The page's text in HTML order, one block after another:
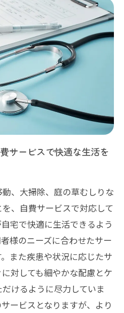
サービスで快適な生活を
、大掃除、庭の草むしりな
、自費サービスで対応して
宅で快適に生活できるよう
様のニーズに合わせたサー
また疾患や状況に応じたサ
対しても細やかな配慮とケ
けるように尽力していま
ービスとなりますが、より